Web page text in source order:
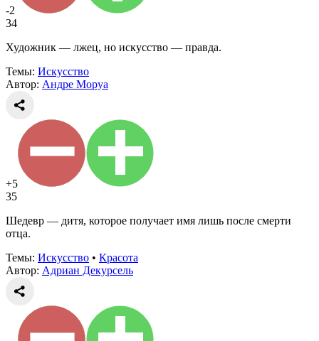
-2
34
Художник — лжец, но искусство — правда.
Темы: Искусство
Автор: Андре Моруа
+5
35
Шедевр — дитя, которое получает имя лишь после смерти
отца.
Темы: Искусство • Красота
Автор: Адриан Декурсель